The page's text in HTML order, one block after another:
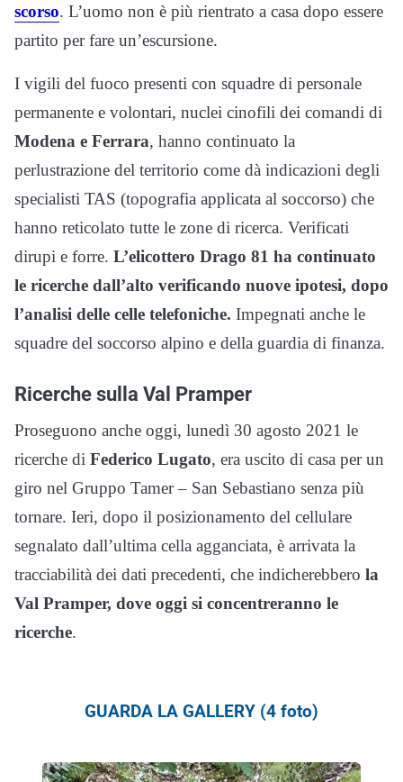
scorso. L’uomo non è più rientrato a casa dopo essere
partito per fare un’escursione.
I vigili del fuoco presenti con squadre di personale
permanente e volontari, nuclei cinofili dei comandi di
Modena e Ferrara, hanno continuato la
perlustrazione del territorio come dà indicazioni degli
specialisti TAS (topografia applicata al soccorso) che
hanno reticolato tutte le zone di ricerca. Verificati
dirupi e forre. L’elicottero Drago 81 ha continuato
le ricerche dall’alto verificando nuove ipotesi, dopo
l’analisi delle celle telefoniche. Impegnati anche le
squadre del soccorso alpino e della guardia di finanza.
Ricerche sulla Val Pramper
Proseguono anche oggi, lunedì 30 agosto 2021 le
ricerche di Federico Lugato, era uscito di casa per un
giro nel Gruppo Tamer – San Sebastiano senza più
tornare. Ieri, dopo il posizionamento del cellulare
segnalato dall’ultima cella agganciata, è arrivata la
tracciabilità dei dati precedenti, che indicherebbero la
Val Pramper, dove oggi si concentreranno le
ricerche.
GUARDA LA GALLERY (4 foto)